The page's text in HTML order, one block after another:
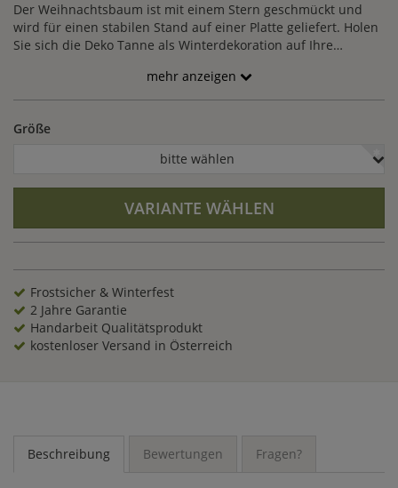
Der Weihnachtsbaum ist mit einem Stern geschmückt und
wird für einen stabilen Stand auf einer Platte geliefert. Holen
Sie sich die Deko Tanne als Winterdekoration auf Ihre
eine besinnliche Weihnachtszeit. Die Baum Figur ist in
verschiedenen Größen erhältlich.
mehr anzeigen
Größe
bitte wählen
VARIANTE WÄHLEN
Frostsicher & Winterfest
2 Jahre Garantie
Handarbeit Qualitätsprodukt
kostenloser Versand in Österreich
Beschreibung Bewertungen Fragen?